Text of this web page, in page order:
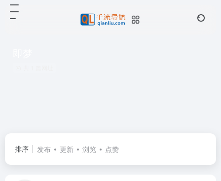
排序 发布 更新 浏览 点赞